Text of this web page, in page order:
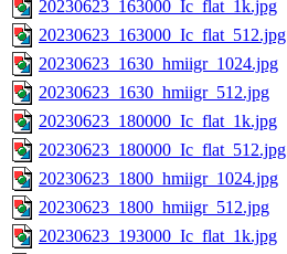
20230623_163000_Ic_flat_1k.jpg
20230623_163000_Ic_flat_512.jpg
20230623_1630_hmiigr_1024.jpg
20230623_1630_hmiigr_512.jpg
20230623_180000_Ic_flat_1k.jpg
20230623_180000_Ic_flat_512.jpg
20230623_1800_hmiigr_1024.jpg
20230623_1800_hmiigr_512.jpg
20230623_193000_Ic_flat_1k.jpg